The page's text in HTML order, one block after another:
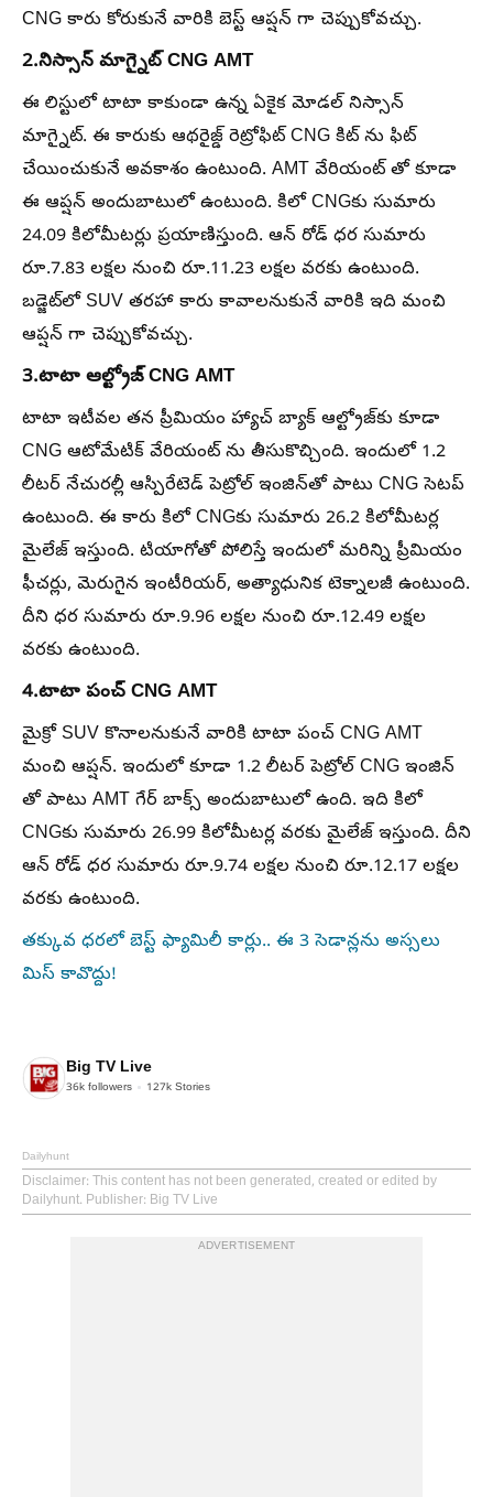
CNG కారు కోరుకునే వారికి బెస్ట్ ఆప్షన్ గా చెప్పుకోవచ్చు.
2.నిస్సాన్ మాగ్నైట్ CNG AMT
ఈ లిస్టులో టాటా కాకుండా ఉన్న ఏకైక మోడల్ నిస్సాన్
మాగ్నైట్. ఈ కారుకు ఆథరైజ్డ్ రెట్రోఫిట్ CNG కిట్‌ ను ఫిట్
చేయించుకునే అవకాశం ఉంటుంది. AMT వేరియంట్‌ తో కూడా
ఈ ఆప్షన్ అందుబాటులో ఉంటుంది. కిలో CNGకు సుమారు
24.09 కిలోమీటర్లు ప్రయాణిస్తుంది. ఆన్ రోడ్ ధర సుమారు
రూ.7.83 లక్షల నుంచి రూ.11.23 లక్షల వరకు ఉంటుంది.
బడ్జెట్‌లో SUV తరహా కారు కావాలనుకునే వారికి ఇది మంచి
ఆప్షన్ గా చెప్పుకోవచ్చు.
3.టాటా ఆల్ట్రోజ్ CNG AMT
టాటా ఇటీవల తన ప్రీమియం హ్యాచ్‌ బ్యాక్ ఆల్ట్రోజ్‌కు కూడా
CNG ఆటోమేటిక్ వేరియంట్‌ ను తీసుకొచ్చింది. ఇందులో 1.2
లీటర్ నేచురల్లీ ఆస్పిరేటెడ్ పెట్రోల్ ఇంజిన్‌తో పాటు CNG సెటప్
ఉంటుంది. ఈ కారు కిలో CNGకు సుమారు 26.2 కిలోమీటర్ల
మైలేజ్ ఇస్తుంది. టియాగోతో పోలిస్తే ఇందులో మరిన్ని ప్రీమియం
ఫీచర్లు, మెరుగైన ఇంటీరియర్, అత్యాధునిక టెక్నాలజీ ఉంటుంది.
దీని ధర సుమారు రూ.9.96 లక్షల నుంచి రూ.12.49 లక్షల
వరకు ఉంటుంది.
4.టాటా పంచ్ CNG AMT
మైక్రో SUV కొనాలనుకునే వారికి టాటా పంచ్ CNG AMT
మంచి ఆప్షన్. ఇందులో కూడా 1.2 లీటర్ పెట్రోల్ CNG ఇంజిన్‌
తో పాటు AMT గేర్‌ బాక్స్ అందుబాటులో ఉంది. ఇది కిలో
CNGకు సుమారు 26.99 కిలోమీటర్ల వరకు మైలేజ్ ఇస్తుంది. దీని
ఆన్ రోడ్ ధర సుమారు రూ.9.74 లక్షల నుంచి రూ.12.17 లక్షల
వరకు ఉంటుంది.
తక్కువ ధరలో బెస్ట్ ఫ్యామిలీ కార్లు.. ఈ 3 సెడాన్లను అస్సలు
మిస్ కావొద్దు!
Big TV Live
36k followers 127k Stories
Dailyhunt
Disclaimer: This content has not been generated, created or edited by
Dailyhunt. Publisher: Big TV Live
ADVERTISEMENT